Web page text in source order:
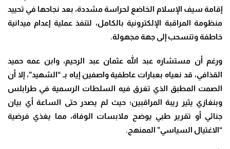
إقامة سيف الإسلام الخاضع لحراسة مشددة، بعد نجاحها في تحييد
منظومة المراقبة الإلكترونية بالكامل، لتنفذ عملية إعدام ميدانية
خاطفة وتنسحب إلى جهة مجهولة.
ورغم أن مستشاره عبد الله عثمان عبد الرحيم، وابن عمه حميد
القذافي، قد نعياه بعبارات عاطفية واصفين إياه بـ “الشهيد”، إلا أن
الصمت المطبق الذي تغرق فيه السلطات الرسمية في طرابلس
وبنغازي يثير ريبة المراقبين؛ حيث لم يصدر حتى الساعة أي بيان
جنائي أو تقرير طبي يوضح ملابسات الوفاة، مما يغذي فرضية
“الاغتيال السياسي” الممنهج.